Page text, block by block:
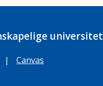
universitet
| Canvas